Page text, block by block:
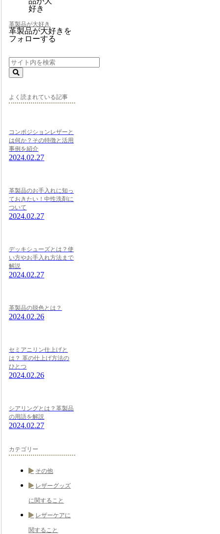
革製品が大好き
革製品が大好きを
フォローする
よく読まれている記事
コンポジションレザーと
は何か？その特徴と活用
事例を紹介
2024.02.27
革製品のお手入れに知っ
ておきたい！中性洗剤に
ついて
2024.02.27
デッキシューズとは？使
い方やお手入れ方法まで
解説
2024.02.27
革製品の脱色とは？
2024.02.26
セミアニリン仕上げと
は？ 革の仕上げ方法の
ひとつ
2024.02.26
シアリングとは？革製品
の用語を解説
2024.02.27
カテゴリー
その他
レザーグッズ
に関すること
レザーケアに
関すること